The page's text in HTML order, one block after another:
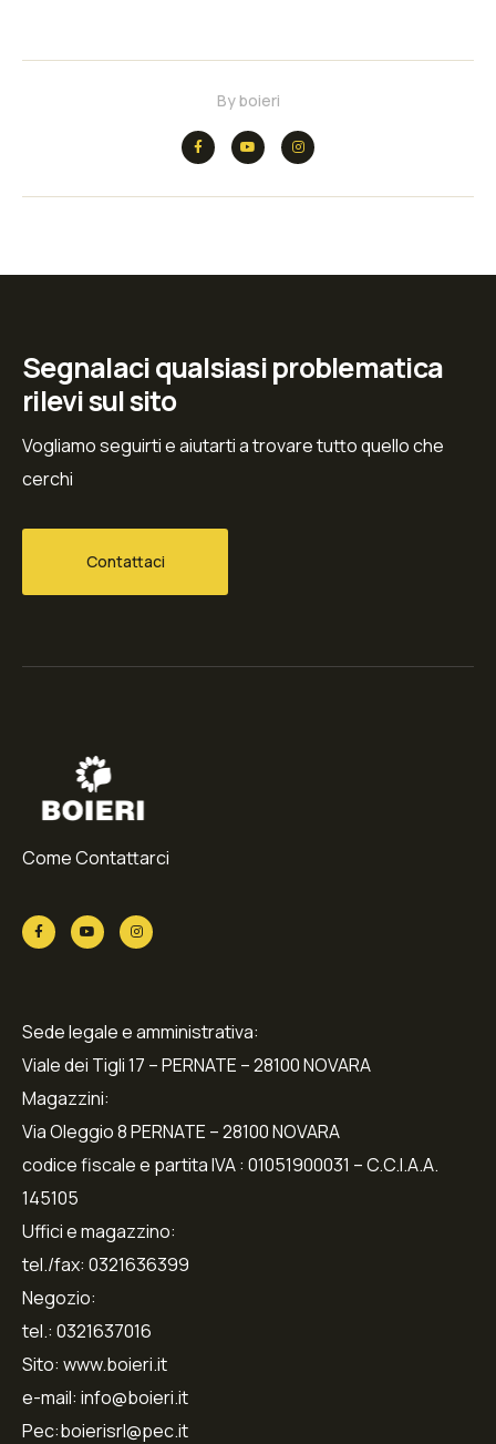
Byboieri
Segnalaci qualsiasi problematica
rilevi sul sito
Vogliamo seguirti e aiutarti a trovare tutto quello che
cerchi
Contattaci
Come Contattarci
Sede legale e amministrativa:
Viale dei Tigli 17 – PERNATE – 28100 NOVARA
Magazzini:
Via Oleggio 8 PERNATE – 28100 NOVARA
codice fiscale e partita IVA : 01051900031 – C.C.I.A.A.
145105
Uffici e magazzino:
tel./fax: 0321636399
Negozio:
tel.: 0321637016
Sito: www.boieri.it
e-mail: info@boieri.it
Pec:boierisrl@pec.it